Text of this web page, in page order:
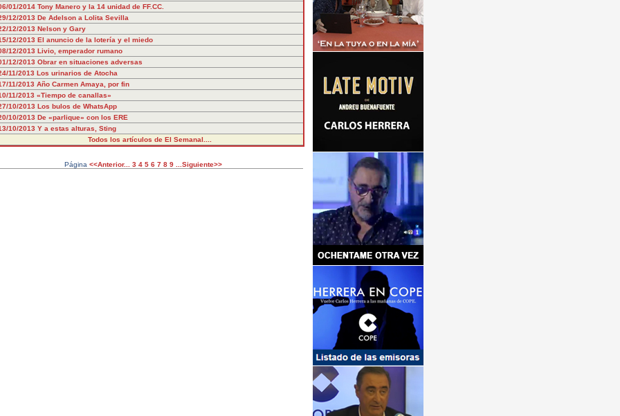
01/2014 Tony Manero y la 14 unidad de FF.CC.
12/2013 De Adelson a Lolita Sevilla
12/2013 Nelson y Gary
12/2013 El anuncio de la lotería y el miedo
12/2013 Livio, emperador rumano
12/2013 Obrar en situaciones adversas
11/2013 Los urinarios de Atocha
11/2013 Año Carmen Amaya, por fin
11/2013 «Tiempo de canallas»
10/2013 Los bulos de WhatsApp
10/2013 De «parlique» con los ERE
10/2013 Y a estas alturas, Sting
Todos los artículos de El Semanal....
Página <<Anterior... 3 4 5 6 7 8 9 ...Siguiente>>